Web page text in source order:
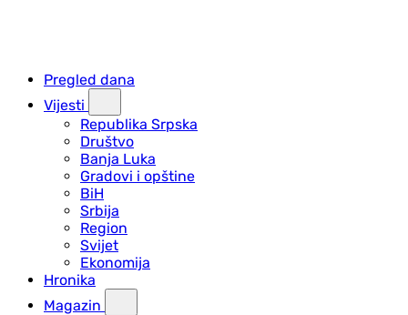
Pregled dana
Vijesti
Republika Srpska
Društvo
Banja Luka
Gradovi i opštine
BiH
Srbija
Region
Svijet
Ekonomija
Hronika
Magazin